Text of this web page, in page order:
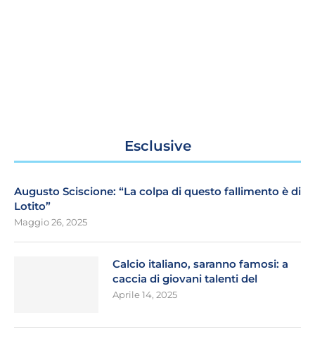
Esclusive
Augusto Sciscione: “La colpa di questo fallimento è di
Lotito”
Maggio 26, 2025
Calcio italiano, saranno famosi: a
caccia di giovani talenti del
Aprile 14, 2025